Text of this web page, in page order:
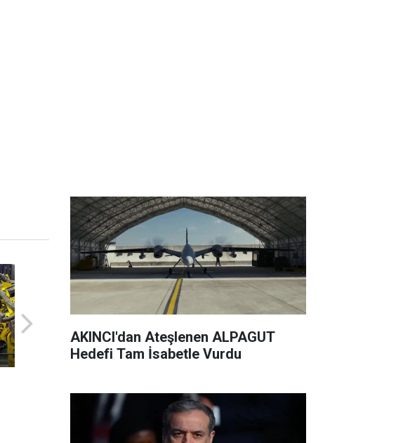
AKINCI'dan Ateşlenen ALPAGUT
Hedefi Tam İsabetle Vurdu